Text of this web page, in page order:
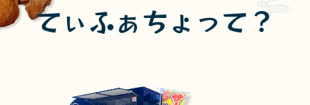
てぃふぁちょって？